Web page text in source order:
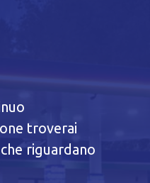
troverai
riguardano